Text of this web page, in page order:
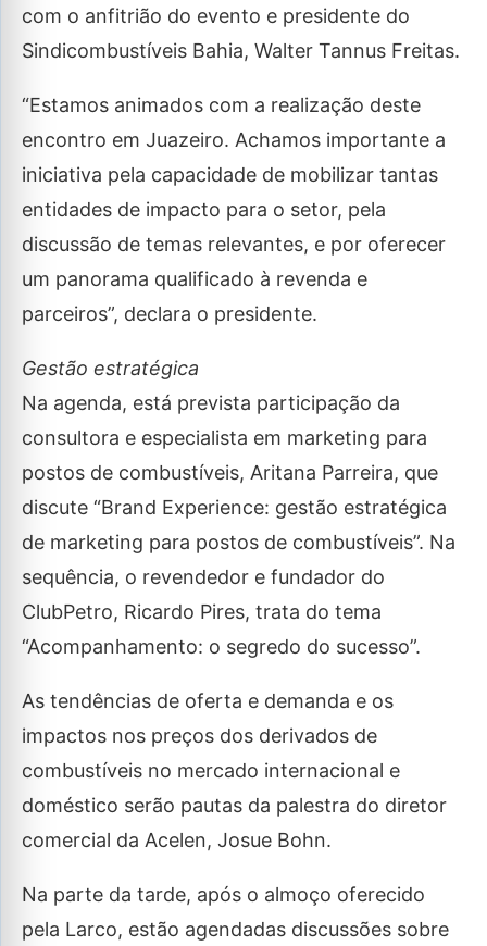
com o anfitrião do evento e presidente do
Sindicombustíveis Bahia, Walter Tannus Freitas.
“Estamos animados com a realização deste
encontro em Juazeiro. Achamos importante a
iniciativa pela capacidade de mobilizar tantas
entidades de impacto para o setor, pela
discussão de temas relevantes, e por oferecer
um panorama qualificado à revenda e
parceiros”, declara o presidente.
Gestão estratégica
Na agenda, está prevista participação da
consultora e especialista em marketing para
postos de combustíveis, Aritana Parreira, que
discute “Brand Experience: gestão estratégica
de marketing para postos de combustíveis”. Na
sequência, o revendedor e fundador do
ClubPetro, Ricardo Pires, trata do tema
“Acompanhamento: o segredo do sucesso”.
As tendências de oferta e demanda e os
impactos nos preços dos derivados de
combustíveis no mercado internacional e
doméstico serão pautas da palestra do diretor
comercial da Acelen, Josue Bohn.
Na parte da tarde, após o almoço oferecido
pela Larco, estão agendadas discussões sobre